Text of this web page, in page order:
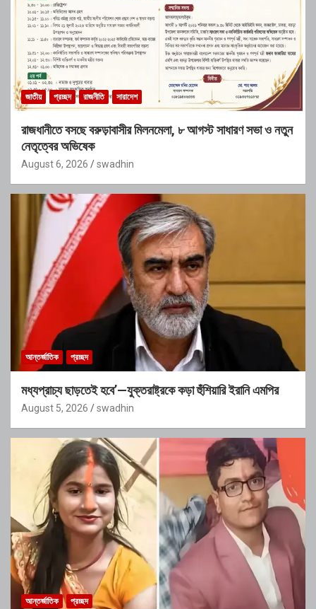
জাতীয় প্রচ্ছদ রাজনীতি সারাদেশ
রাজধানীতে বসছে বরুড়াবাসীর মিলনমেলা, ৮ আগস্ট সাধারণ সভা ও নতুন
নেতৃত্বের অভিষেক
August 6, 2026 swadhin
আন্তর্জাতিক প্রচ্ছদ
মধ্যপ্রাচ্য ছাড়তেই হবে’—যুক্তরাষ্ট্রকে কড়া হুঁশিয়ারি ইরানি এমপির
August 5, 2026 swadhin
আন্তর্জাতিক প্রচ্ছদ